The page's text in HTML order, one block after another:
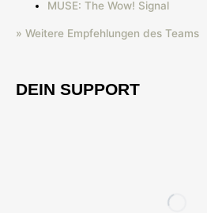
MUSE: The Wow! Signal
» Weitere Empfehlungen des Teams
DEIN SUPPORT